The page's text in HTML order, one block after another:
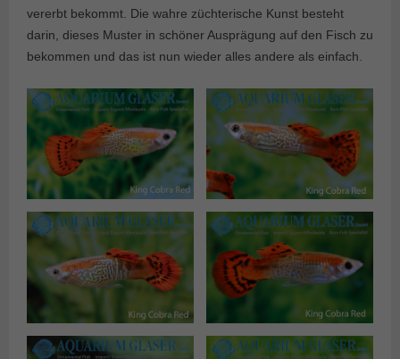
vererbt bekommt. Die wahre züchterische Kunst besteht
darin, dieses Muster in schöner Ausprägung auf den Fisch zu
bekommen und das ist nun wieder alles andere als einfach.